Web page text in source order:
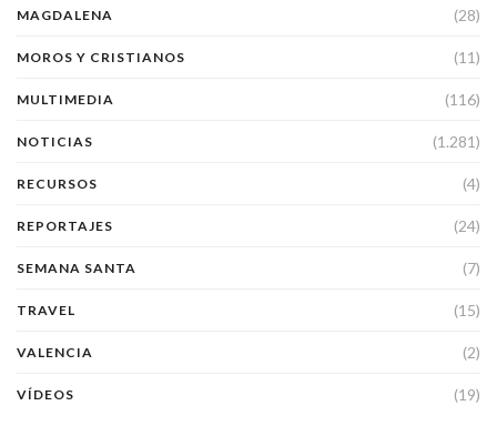
MAGDALENA (28)
MOROS Y CRISTIANOS (11)
MULTIMEDIA (116)
NOTICIAS (1.281)
RECURSOS (4)
REPORTAJES (24)
SEMANA SANTA (7)
TRAVEL (15)
VALENCIA (2)
VÍDEOS (19)